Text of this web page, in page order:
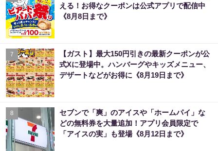
える！お得なクーポンは公式アプリで配信中
《8月8日まで》
7
【ガスト】最大150円引きの最新クーポンが公
式Xに登場中。ハンバーグやキッズメニュー、
デザートなどがお得に《8月19日まで》
8
セブンで「爽」のアイスや「ホームパイ」な
どの無料券を大量追加！アプリ会員限定で
「アイスの実」も登場《8月12日まで》